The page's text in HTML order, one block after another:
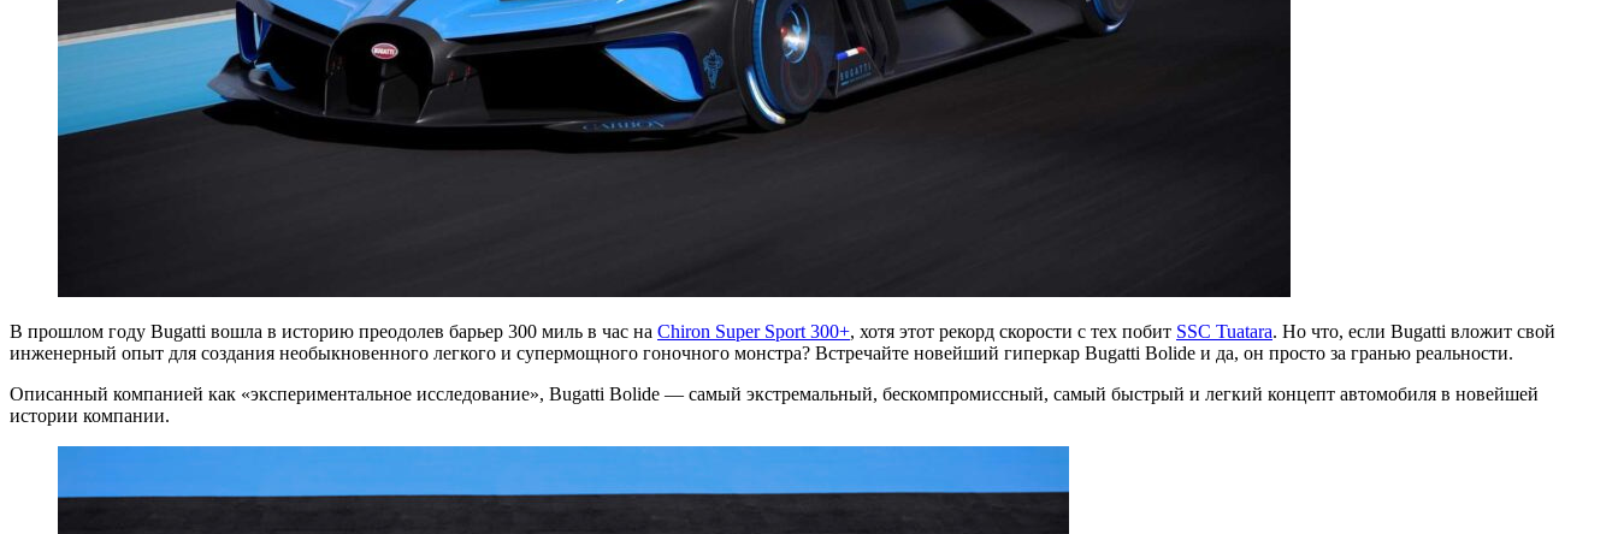
В прошлом году Bugatti вошла в историю преодолев барьер 300 миль в час на Chiron Super Sport 300+, хотя этот рекорд скорости с тех побит SSC Tuatara. Но что, если Bugatti вложит свой
инженерный опыт для создания необыкновенного легкого и супермощного гоночного монстра? Встречайте новейший гиперкар Bugatti Bolide и да, он просто за гранью реальности.
Описанный компанией как «экспериментальное исследование», Bugatti Bolide — самый экстремальный, бескомпромиссный, самый быстрый и легкий концепт автомобиля в новейшей
истории компании.